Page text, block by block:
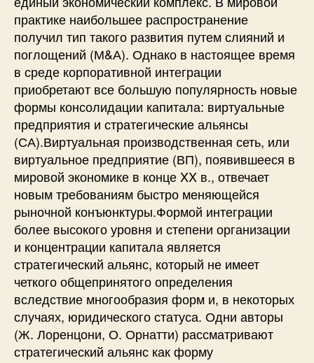
практике наибольшее распространение
получил тип такого развития путем слияний и
поглощений (М&А). Однако в настоящее время
в среде корпоративной интеграции
приобретают все большую популярность новые
формы консолидации капитала: виртуальные
предприятия и стратегические альянсы
(СА).Виртуальная производственная сеть, или
виртуальное предприятие (ВП), появившееся в
мировой экономике в конце XX в., отвечает
новым требованиям быстро меняющейся
рыночной конъюнктуры.Формой интеграции
более высокого уровня и степени организации
и концентрации капитала является
стратегический альянс, который не имеет
четкого общепринятого определения
вследствие многообразия форм и, в некоторых
случаях, юридического статуса. Одни авторы
(Ж. Лоренцони, О. Орнатти) рассматривают
стратегический альянс как форму